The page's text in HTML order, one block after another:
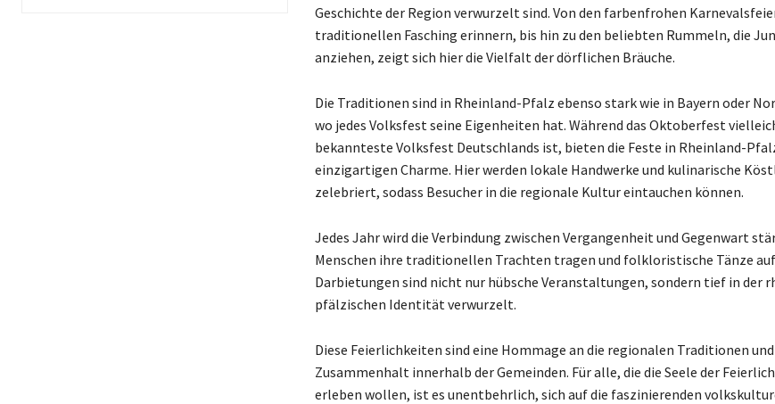
Geschichte der Region verwurzelt sind. Von den farbenfrohen
traditionellen Fasching erinnern, bis hin zu den beliebten Rummeln, die
anziehen, zeigt sich hier die Vielfalt der dörflichen Bräuche.
Die Traditionen sind in Rheinland-Pfalz ebenso stark wie in Bayern oder
wo jedes Volksfest seine Eigenheiten hat. Während das Oktoberfest
bekannteste Volksfest Deutschlands ist, bieten die Feste in Rheinland-
einzigartigen Charme. Hier werden lokale Handwerke und kulinarische
zelebriert, sodass Besucher in die regionale Kultur eintauchen können.
Jedes Jahr wird die Verbindung zwischen Vergangenheit und Gegenwart
Menschen ihre traditionellen Trachten tragen und folkloristische Tänze
Darbietungen sind nicht nur hübsche Veranstaltungen, sondern tief in der
pfälzischen Identität verwurzelt.
Diese Feierlichkeiten sind eine Hommage an die regionalen Traditionen
Zusammenhalt innerhalb der Gemeinden. Für alle, die die Seele der
erleben wollen, ist es unentbehrlich, sich auf die faszinierenden